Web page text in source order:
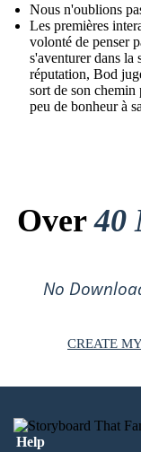
Nous n'oublions
Les premières
volonté de penser
s'aventurer dans la
réputation, Bod
sort de son
peu de bonheur à
Over40
No
CREATE
Help